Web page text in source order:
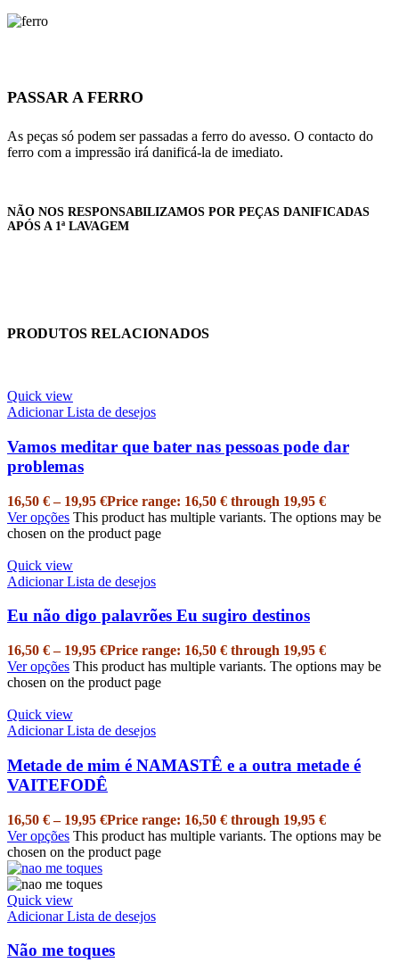
PASSAR A FERRO
As peças só podem ser passadas a ferro do avesso. O contacto do
ferro com a impressão irá danificá-la de imediato.
NÃO NOS RESPONSABILIZAMOS POR PEÇAS DANIFICADAS
APÓS A 1ª LAVAGEM
PRODUTOS RELACIONADOS
Quick view
Adicionar Lista de desejos
Vamos meditar que bater nas pessoas pode dar
problemas
16,50 € – 19,95 €Price range: 16,50 € through 19,95 €
Ver opções This product has multiple variants. The options may be
chosen on the product page
Quick view
Adicionar Lista de desejos
Eu não digo palavrões Eu sugiro destinos
16,50 € – 19,95 €Price range: 16,50 € through 19,95 €
Ver opções This product has multiple variants. The options may be
chosen on the product page
Quick view
Adicionar Lista de desejos
Metade de mim é NAMASTÊ e a outra metade é
VAITEFODÊ
16,50 € – 19,95 €Price range: 16,50 € through 19,95 €
Ver opções This product has multiple variants. The options may be
chosen on the product page
Quick view
Adicionar Lista de desejos
Não me toques